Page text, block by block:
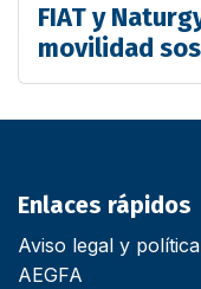
FIAT y
movilidad
Enlaces rápidos
Aviso legal y
AEGFA